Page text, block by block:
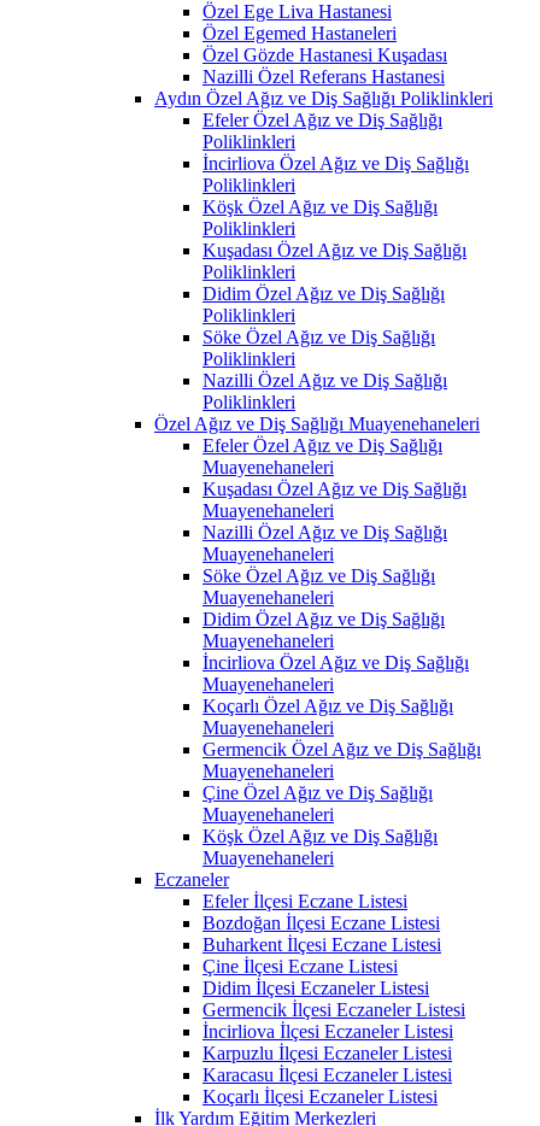
Özel Ege Liva Hastanesi
Özel Egemed Hastaneleri
Özel Gözde Hastanesi Kuşadası
Nazilli Özel Referans Hastanesi
Aydın Özel Ağız ve Diş Sağlığı Poliklinkleri
Efeler Özel Ağız ve Diş Sağlığı
Poliklinkleri
İncirliova Özel Ağız ve Diş Sağlığı
Poliklinkleri
Köşk Özel Ağız ve Diş Sağlığı
Poliklinkleri
Kuşadası Özel Ağız ve Diş Sağlığı
Poliklinkleri
Didim Özel Ağız ve Diş Sağlığı
Poliklinkleri
Söke Özel Ağız ve Diş Sağlığı
Poliklinkleri
Nazilli Özel Ağız ve Diş Sağlığı
Poliklinkleri
Özel Ağız ve Diş Sağlığı Muayenehaneleri
Efeler Özel Ağız ve Diş Sağlığı
Muayenehaneleri
Kuşadası Özel Ağız ve Diş Sağlığı
Muayenehaneleri
Nazilli Özel Ağız ve Diş Sağlığı
Muayenehaneleri
Söke Özel Ağız ve Diş Sağlığı
Muayenehaneleri
Didim Özel Ağız ve Diş Sağlığı
Muayenehaneleri
İncirliova Özel Ağız ve Diş Sağlığı
Muayenehaneleri
Koçarlı Özel Ağız ve Diş Sağlığı
Muayenehaneleri
Germencik Özel Ağız ve Diş Sağlığı
Muayenehaneleri
Çine Özel Ağız ve Diş Sağlığı
Muayenehaneleri
Köşk Özel Ağız ve Diş Sağlığı
Muayenehaneleri
Eczaneler
Efeler İlçesi Eczane Listesi
Bozdoğan İlçesi Eczane Listesi
Buharkent İlçesi Eczane Listesi
Çine İlçesi Eczane Listesi
Didim İlçesi Eczaneler Listesi
Germencik İlçesi Eczaneler Listesi
İncirliova İlçesi Eczaneler Listesi
Karpuzlu İlçesi Eczaneler Listesi
Karacasu İlçesi Eczaneler Listesi
Koçarlı İlçesi Eczaneler Listesi
İlk Yardım Eğitim Merkezleri